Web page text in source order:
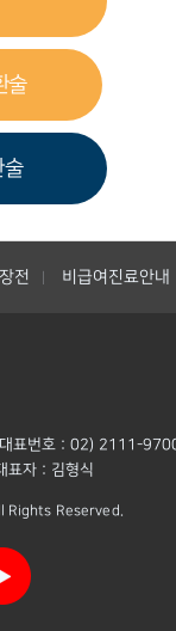
술
술
전 비급여진료안내
대표번호 : 02) 2111-
표자 : 김형식
Rights Reserved.